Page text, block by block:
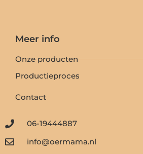
Meer info
Onze producten
Productieproces
Contact
06-19444887
info@oermama.nl